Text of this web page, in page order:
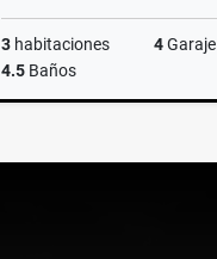
3 habitaciones 4Garaje
4.5 Baños
US$510,000